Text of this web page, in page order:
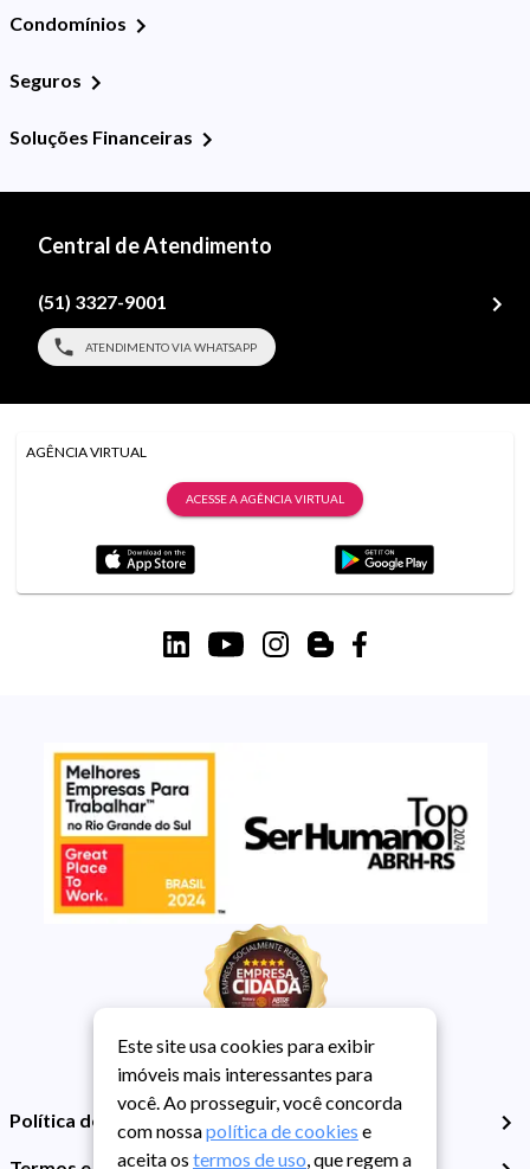
Condomínios
Seguros
Soluções Financeiras
Central de Atendimento
(51) 3327-9001
ATENDIMENTO VIA WHATSAPP
AGÊNCIA VIRTUAL
ACESSE A AGÊNCIA VIRTUAL
Política de Privacidade
Este site usa cookies para exibir
imóveis mais interessantes para
você. Ao prosseguir, você concorda
com nossapolítica de cookies e
aceita os termos de uso, que regem a